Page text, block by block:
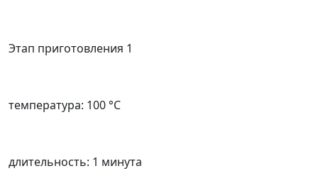
Этап приготовления 1
температура: 100 °C
длительность: 1 минута